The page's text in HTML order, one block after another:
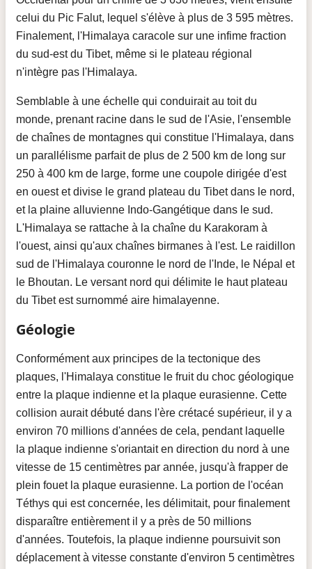
celui du Pic Falut, lequel s'élève à plus de 3 595 mètres.
Finalement, l'Himalaya caracole sur une infime fraction
du sud-est du Tibet, même si le plateau régional
n'intègre pas l'Himalaya.
Semblable à une échelle qui conduirait au toit du
monde, prenant racine dans le sud de l'Asie, l'ensemble
de chaînes de montagnes qui constitue l'Himalaya, dans
un parallélisme parfait de plus de 2 500 km de long sur
250 à 400 km de large, forme une coupole dirigée d'est
en ouest et divise le grand plateau du Tibet dans le nord,
et la plaine alluvienne Indo-Gangétique dans le sud.
L'Himalaya se rattache à la chaîne du Karakoram à
l'ouest, ainsi qu'aux chaînes birmanes à l'est. Le raidillon
sud de l'Himalaya couronne le nord de l'Inde, le Népal et
le Bhoutan. Le versant nord qui délimite le haut plateau
du Tibet est surnommé aire himalayenne.
Géologie
Conformément aux principes de la tectonique des
plaques, l'Himalaya constitue le fruit du choc géologique
entre la plaque indienne et la plaque eurasienne. Cette
collision aurait débuté dans l'ère crétacé supérieur, il y a
environ 70 millions d'années de cela, pendant laquelle
la plaque indienne s'oriantait en direction du nord à une
vitesse de 15 centimètres par année, jusqu'à frapper de
plein fouet la plaque eurasienne. La portion de l'océan
Téthys qui est concernée, les délimitait, pour finalement
disparaître entièrement il y a près de 50 millions
d'années. Toutefois, la plaque indienne poursuivit son
déplacement à vitesse constante d'environ 5 centimètres